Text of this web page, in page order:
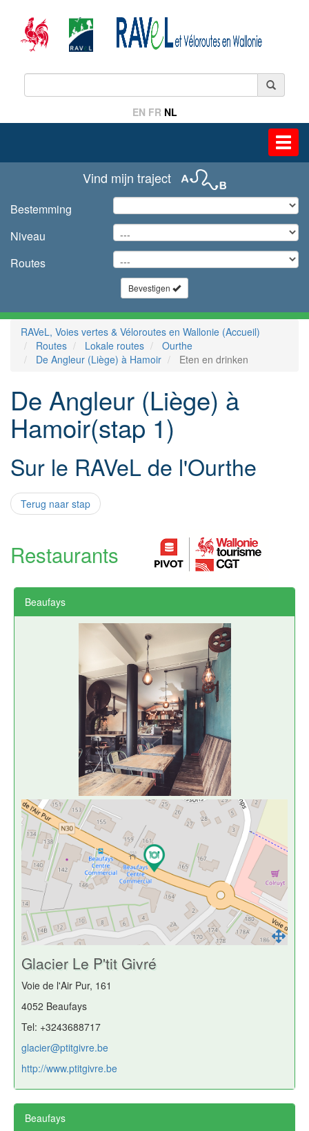
EN FR NL
Vind mijn traject
Bestemming
Niveau
Routes
Bevestigen
RAVeL, Voies vertes & Véloroutes en Wallonie (Accueil)
Routes
Lokale routes
Ourthe
De Angleur (Liège) à Hamoir
Eten en drinken
De Angleur (Liège) à
Hamoir(stap 1)
Sur le RAVeL de l'Ourthe
Terug naar stap
Restaurants
Beaufays
Glacier Le P'tit Givré
Voie de l'Air Pur, 161
4052 Beaufays
Tel: +3243688717
glacier@ptitgivre.be
http://www.ptitgivre.be
Beaufays